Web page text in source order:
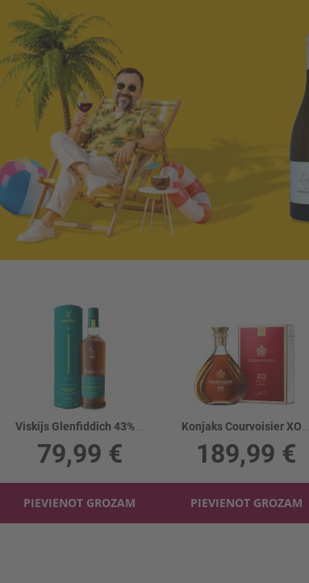
Viskijs Glenfiddich 43% 16YO Aston Martin F1
79,99 €
PIEVIENOT GROZAM
Konjaks Courvoisier XO 40%
189,99 €
PIEVIENOT GROZAM